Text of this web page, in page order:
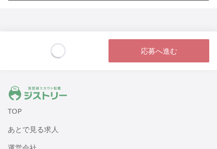
さわやか愛の家 むなかた館
福岡県宗像市石丸1丁目13-2
岡山県岡山市東区西大寺南2丁目10-17
福岡県久留米市青峰1丁目14番6号
応募へ進む
ジストリー 看護師の転職マッチング
TOP
あとで見る求人